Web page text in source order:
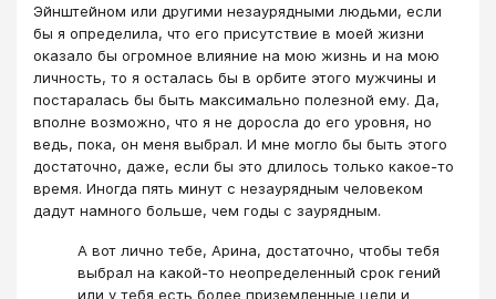
Эйнштейном или другими незаурядными людьми, если
бы я определила, что его присутствие в моей жизни
оказало бы огромное влияние на мою жизнь и на мою
личность, то я осталась бы в орбите этого мужчины и
постаралась бы быть максимально полезной ему. Да,
вполне возможно, что я не доросла до его уровня, но
ведь, пока, он меня выбрал. И мне могло бы быть этого
достаточно, даже, если бы это длилось только какое-то
время. Иногда пять минут с незаурядным человеком
дадут намного больше, чем годы с заурядным.
А вот лично тебе, Арина, достаточно, чтобы тебя
выбрал на какой-то неопределенный срок гений
или у тебя есть более приземленные цели и